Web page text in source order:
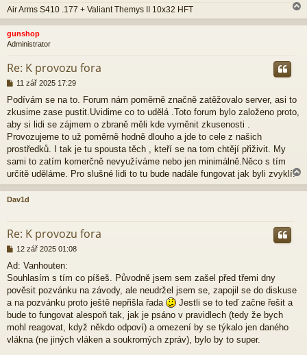
Air Arms S410 .177 + Valiant Themys II 10x32 HFT
a
h
gunshop
Administrator
Re: K provozu fora
P
í
s
p
ě
e
k
11 zář 2025 17:29
Podívám se na to. Forum nám poměrně značně zatěžovalo server, asi to
zkusime zase pustit.Uvidime co to udělá .Toto forum bylo založeno proto,
aby si lidi se zájmem o zbraně měli kde vyměnit zkusenosti .
Provozujeme to už poměrně hodně dlouho a jde to cele z našich
prostředků. I tak je tu spousta těch , kteří se na tom chtějí přiživit. My
sami to zatím komerčně nevyužíváme nebo jen minimálně.Něco s tím
určitě uděláme. Pro slušné lidi to tu bude nadále fungovat jak byli zvyklí.
a
h
Dav1d
Re: K provozu fora
P
í
s
p
ě
e
k
12 zář 2025 01:08
Ad: Vanhouten:
Souhlasím s tím co píšeš. Původně jsem sem zašel před třemi dny
pověsit pozvánku na závody, ale neudržel jsem se, zapojil se do diskuse
a na pozvánku proto ještě nepřišla řada
Jestli se to teď začne řešit a
bude to fungovat alespoň tak, jak je psáno v pravidlech (tedy že bych
mohl reagovat, když někdo odpoví) a omezení by se týkalo jen daného
vlákna (ne jiných vláken a soukromých zpráv), bylo by to super.